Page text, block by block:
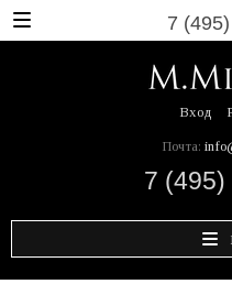
7
Вход
Почта:
7